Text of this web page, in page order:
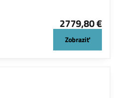
2779,80 €
Zobraziť